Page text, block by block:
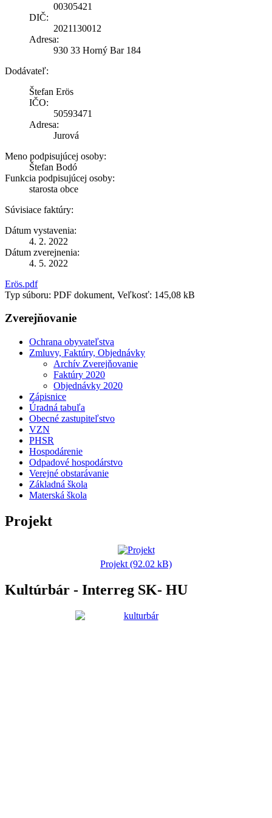
00305421
DIČ:
2021130012
Adresa:
930 33 Horný Bar 184
Dodávateľ:
Štefan Erös
IČO:
50593471
Adresa:
Jurová
Meno podpisujúcej osoby:
Štefan Bodó
Funkcia podpisujúcej osoby:
starosta obce
Súvisiace faktúry:
Dátum vystavenia:
4. 2. 2022
Dátum zverejnenia:
4. 5. 2022
Erös.pdf
Typ súboru: PDF dokument, Veľkosť: 145,08 kB
Zverejňovanie
Ochrana obyvateľstva
Zmluvy, Faktúry, Objednávky
Archív Zverejňovanie
Faktúry 2020
Objednávky 2020
Zápisnice
Úradná tabuľa
Obecné zastupiteľstvo
VZN
PHSR
Hospodárenie
Odpadové hospodárstvo
Verejné obstarávanie
Základná škola
Materská škola
Projekt
Projekt (92.02 kB)
Kultúrbár - Interreg SK- HU